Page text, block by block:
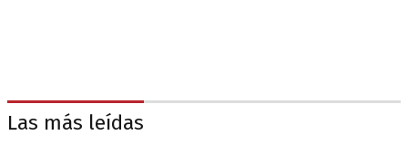
Las más leídas